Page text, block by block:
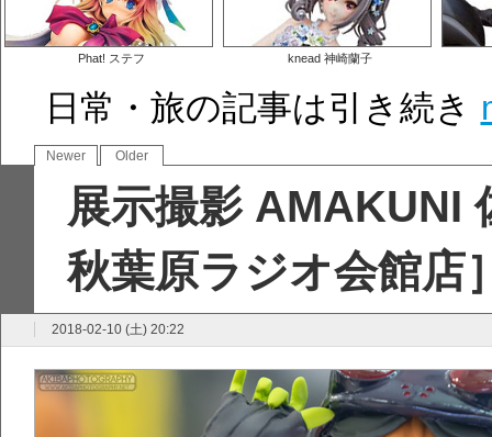
Phat! ステフ knead 神崎蘭子
日常・旅の記事は引き続き
Newer Older
展示撮影 AMAKUNI
秋葉原ラジオ会館店
2018-02-10 (土) 20:22